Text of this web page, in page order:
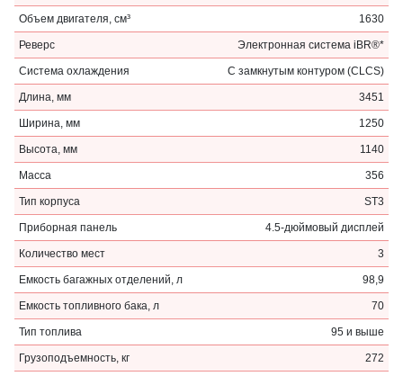
Объем двигателя, см³ 1630
Реверс Электронная система iBR®*
Система охлаждения С замкнутым контуром (CLCS)
Длина, мм 3451
Ширина, мм 1250
Высота, мм 1140
Масса 356
Тип корпуса ST3
Приборная панель 4.5-дюймовый дисплей
Количество мест 3
Емкость багажных отделений, л 98,9
Емкость топливного бака, л 70
Тип топлива 95 и выше
Грузоподъемность, кг 272